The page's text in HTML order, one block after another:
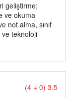
geliştirme;
ve okuma
not alma, sınıf
ve teknoloji
(4 + 0) 3.5